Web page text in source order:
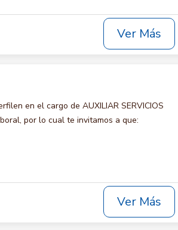
Ver Más
en el cargo de AUXILIAR SERVICIOS
por lo cual te invitamos a que:
Ver Más